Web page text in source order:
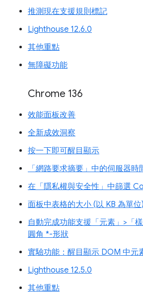
推測現在支援規則標記
Lighthouse 12.6.0
其他重點
無障礙功能
Chrome 136
效能面板改善
全新成效洞察
按一下即可醒目顯示
「網路要求摘要」中的伺服器時
在「隱私權與安全性」中篩選
面板中表格的大小 (以 KB 為單位)
自動完成功能支援「元素」>「
圓角 *-形狀
實驗功能：醒目顯示 DOM 中元
Lighthouse 12.5.0
其他重點